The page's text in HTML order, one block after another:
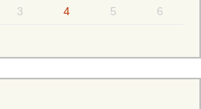
3 4 5 6